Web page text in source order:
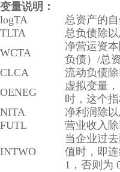
变量说明：
logTA
总资产的
TLTA
总负债除
WCTA
净营运资
负债）/总
CLCA
流动负债
OENEG
虚拟变量
时，这个
NITA
净利润除
FUTL
营业收入
INTWO
当企业过
值时，即
1，否则为